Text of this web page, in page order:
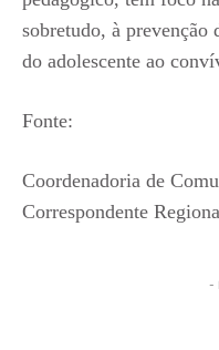
sobretudo, à prevenção
do adolescente ao
Fonte:
Coordenadoria de
Correspondente
-